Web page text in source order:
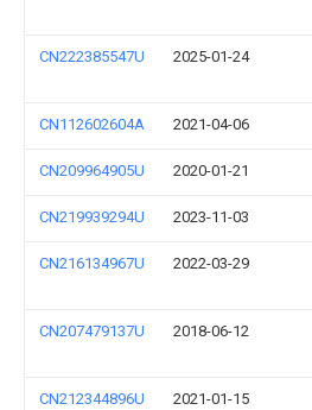
CN222385547U 2025-01-24
CN112602604A 2021-04-06
CN209964905U 2020-01-21
CN219939294U 2023-11-03
CN216134967U 2022-03-29
CN207479137U 2018-06-12
CN212344896U 2021-01-15